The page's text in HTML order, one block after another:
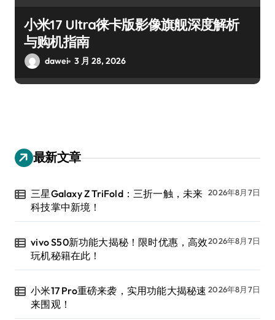
小米17 Ultra徕卡版影像旗舰深度解析
与购机指南
dawei 3 月 28, 2026
最新文章
三星Galaxy Z TriFold：三折一触，未来
科技掌中新境！
2026年8月7日
vivo S50新功能大揭秘！限时优惠，高效
玩机秘籍在此！
2026年8月7日
小米17 Pro重磅来袭，实用功能大揭秘速
来围观！
2026年8月7日